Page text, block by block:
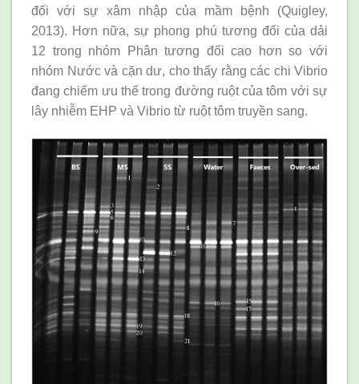
đối với sự xâm nhập của mầm bệnh (Quigley,
2013). Hơn nữa, sự phong phú tương đối của dải
12 trong nhóm Phân tương đối cao hơn so với
nhóm Nước và cặn dư, cho thấy rằng các chi Vibrio
đang chiếm ưu thế trong đường ruột của tôm với sự
lây nhiễm EHP và Vibrio từ ruột tôm truyền sang.